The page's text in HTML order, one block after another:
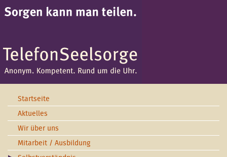
Startseite
Aktuelles
Wir über uns
Mitarbeit / Ausbildung